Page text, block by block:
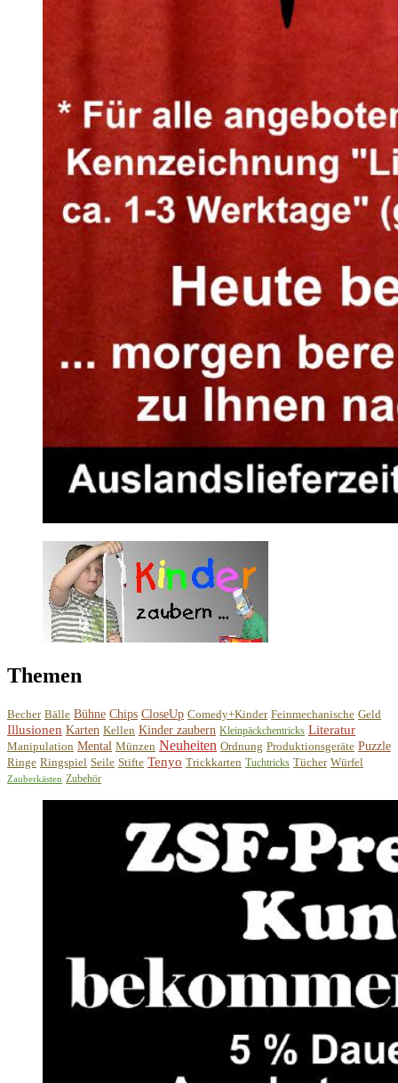
Themen
Becher Bälle Bühne Chips CloseUp Comedy+Kinder Feinmechanische Geld
Illusionen Karten Kellen Kinder zaubern Kleinpäckchentricks Literatur
Manipulation Mental Münzen Neuheiten Ordnung Produktionsgeräte Puzzle
Ringe Ringspiel Seile Stifte Tenyo Trickkarten Tuchtricks Tücher Würfel
Zauberkästen Zubehör